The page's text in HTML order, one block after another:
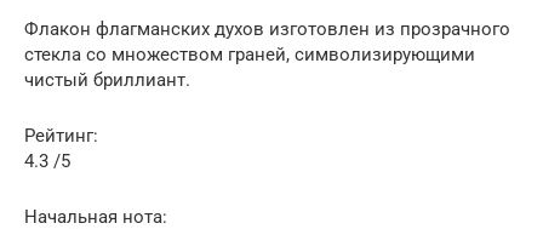
Флакон флагманских духов изготовлен из прозрачного
стекла со множеством граней, символизирующими
чистый бриллиант.
Рейтинг:
4.3 /5
Начальная нота: